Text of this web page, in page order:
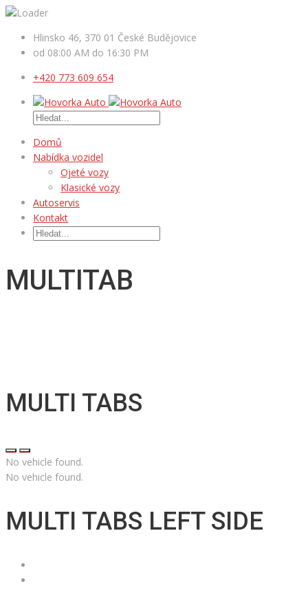
Hlinsko 46, 370 01 České Budějovice
od 08:00 AM do 16:30 PM
+420 773 609 654
Domů
Nabídka vozidel
Ojeté vozy
Klasické vozy
Autoservis
Kontakt
MULTITAB
MULTI TABS
No vehicle found.
No vehicle found.
MULTI TABS LEFT SIDE